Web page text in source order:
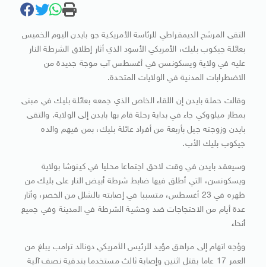
التقى المرشح الديمقراطي للرئاسة الأمريكية جو بايدن اليوم الخميس
بعائلة جيكوب بليك، الأمريكي الأسود الذي أثار إطلاق الشرطة النار
عليه في ولاية ويسكونسن في أغسطس آب موجة جديدة من
الاضطرابات المدنية في الولايات المتحدة.
وقالت حملة بايدن إن اللقاء الخاص الذي جمعه بعائلة بليك في مبنى
بمطار ميلووكي جاء في بداية رحلة قام بها بايدن إلى الولاية. والتقى
بايدن وزوجته جيل بأربعة من أفراد عائلة بليك، بمن فيهم والده
جيكوب بليك الأب.
وسيعقد بايدن في وقت لاحق اجتماعا محليا في كينوشا بولاية
ويسكونسن، التي أطلق فيها ضابط شرطة أبيض النار على بليك من
ظهره في 23 أغسطس، متسببا في إصابته بالشلل من الخصر، وأثار
عدة أيام من الاحتجاجات ضد وحشية الشرطة في المدينة وفي جميع
أنحاء
ووُجه اتهام إلى مراهق مؤيد للرئيس الأمريكي دونالد ترامب يبلغ من
العمر 17 عاما بقتل اثنين وإصابة ثالث مستخدما بندقية نصف آلية